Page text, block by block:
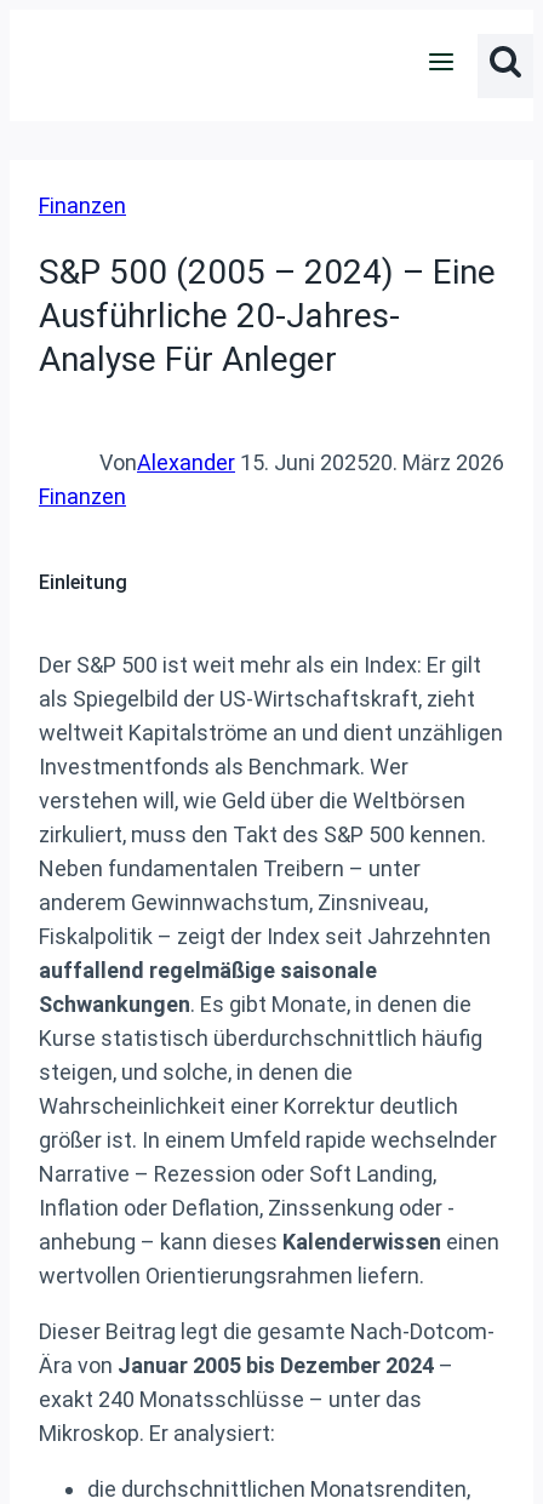
Finanzen
S&P 500 (2005 – 2024) – Eine
Ausführliche 20-Jahres-
Analyse Für Anleger
VonAlexander 15. Juni 202520. März 2026
Finanzen
Einleitung
Der S&P 500 ist weit mehr als ein Index: Er gilt
als Spiegelbild der US-Wirtschaftskraft, zieht
weltweit Kapitalströme an und dient unzähligen
Investmentfonds als Benchmark. Wer
verstehen will, wie Geld über die Weltbörsen
zirkuliert, muss den Takt des S&P 500 kennen.
Neben fundamentalen Treibern – unter
anderem Gewinnwachstum, Zinsniveau,
Fiskalpolitik – zeigt der Index seit Jahrzehnten
auffallend regelmäßige saisonale
Schwankungen. Es gibt Monate, in denen die
Kurse statistisch überdurchschnittlich häufig
steigen, und solche, in denen die
Wahrscheinlichkeit einer Korrektur deutlich
größer ist. In einem Umfeld rapide wechselnder
Narrative – Rezession oder Soft Landing,
Inflation oder Deflation, Zinssenkung oder -
anhebung – kann dieses Kalenderwissen einen
wertvollen Orientierungsrahmen liefern.
Dieser Beitrag legt die gesamte Nach-Dotcom-
Ära von Januar 2005 bis Dezember 2024 –
exakt 240 Monats­schlüsse – unter das
Mikroskop. Er analysiert:
die durchschnittlichen Monatsrenditen,